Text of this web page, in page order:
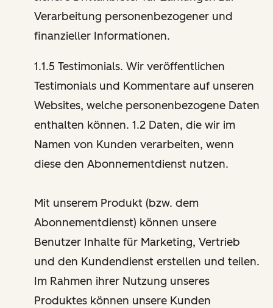
Verarbeitung personenbezogener und
finanzieller Informationen.
1.1.5 Testimonials. Wir veröffentlichen
Testimonials und Kommentare auf unseren
Websites, welche personenbezogene Daten
enthalten können. 1.2 Daten, die wir im
Namen von Kunden verarbeiten, wenn
diese den Abonnementdienst nutzen.
Mit unserem Produkt (bzw. dem
Abonnementdienst) können unsere
Benutzer Inhalte für Marketing, Vertrieb
und den Kundendienst erstellen und teilen.
Im Rahmen ihrer Nutzung unseres
Produktes können unsere Kunden